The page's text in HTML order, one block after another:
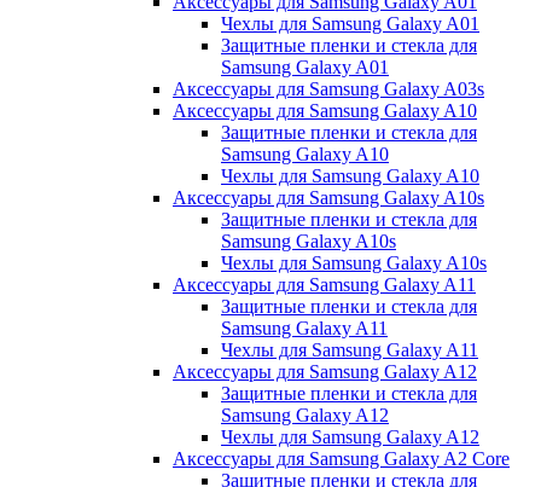
Чехлы для Samsung Galaxy A01
Защитные пленки и стекла для
Samsung Galaxy A01
Аксессуары для Samsung Galaxy A03s
Аксессуары для Samsung Galaxy A10
Защитные пленки и стекла для
Samsung Galaxy A10
Чехлы для Samsung Galaxy A10
Аксессуары для Samsung Galaxy A10s
Защитные пленки и стекла для
Samsung Galaxy A10s
Чехлы для Samsung Galaxy A10s
Аксессуары для Samsung Galaxy A11
Защитные пленки и стекла для
Samsung Galaxy A11
Чехлы для Samsung Galaxy A11
Аксессуары для Samsung Galaxy A12
Защитные пленки и стекла для
Samsung Galaxy A12
Чехлы для Samsung Galaxy A12
Аксессуары для Samsung Galaxy A2 Core
Защитные пленки и стекла для